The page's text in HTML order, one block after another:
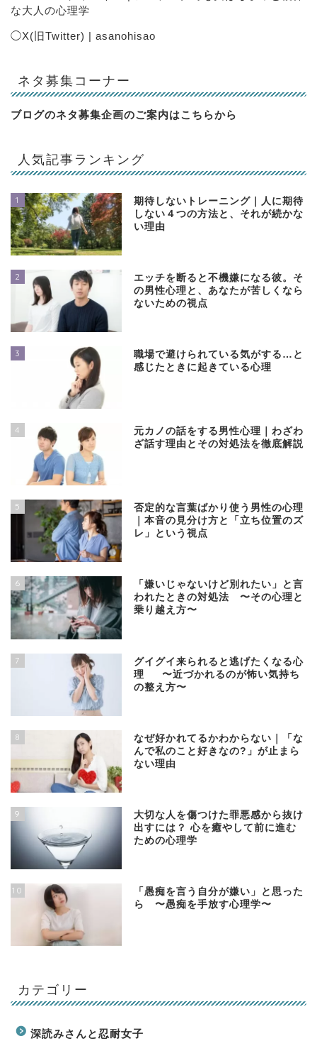
な大人の心理学
◯X(旧Twitter) | asanohisao
ネタ募集コーナー
ブログのネタ募集企画のご案内はこちらから
人気記事ランキング
1
期待しないトレーニング｜人に期待
しない４つの方法と、それが続かな
い理由
2
エッチを断ると不機嫌になる彼。そ
の男性心理と、あなたが苦しくなら
ないための視点
3
職場で避けられている気がする…と
感じたときに起きている心理
4
元カノの話をする男性心理｜わざわ
ざ話す理由とその対処法を徹底解説
5
否定的な言葉ばかり使う男性の心理
｜本音の見分け方と「立ち位置のズ
レ」という視点
6
「嫌いじゃないけど別れたい」と言
われたときの対処法 〜その心理と
乗り越え方〜
7
グイグイ来られると逃げたくなる心
理 〜近づかれるのが怖い気持ち
の整え方〜
8
なぜ好かれてるかわからない｜「な
んで私のこと好きなの?」が止まら
ない理由
9
大切な人を傷つけた罪悪感から抜け
出すには？ 心を癒やして前に進む
ための心理学
10
「愚痴を言う自分が嫌い」と思った
ら 〜愚痴を手放す心理学〜
カテゴリー
深読みさんと忍耐女子